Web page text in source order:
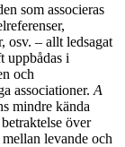
som associeras
osv. – allt ledsagat
uppbådas i
och
associationer. A
mindre kända
över
levande och